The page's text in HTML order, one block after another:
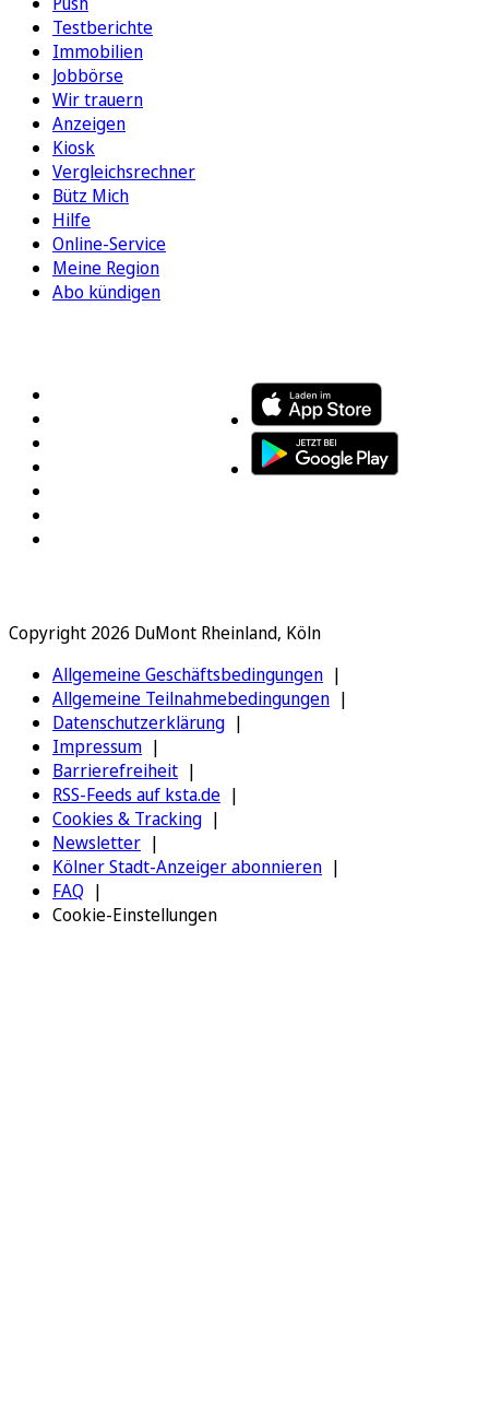
Testberichte
Immobilien
Jobbörse
Wir trauern
Anzeigen
Kiosk
Vergleichsrechner
Bütz Mich
Hilfe
Online-Service
Meine Region
Abo kündigen
Copyright 2026 DuMont Rheinland, Köln
Allgemeine Geschäftsbedingungen
Allgemeine Teilnahmebedingungen
Datenschutzerklärung
Impressum
Barrierefreiheit
RSS-Feeds auf ksta.de
Cookies & Tracking
Newsletter
Kölner Stadt-Anzeiger abonnieren
FAQ
Cookie-Einstellungen